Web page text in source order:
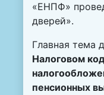
«ЕНПФ»
дверей».
Главная тема
Налоговом
пенсионных